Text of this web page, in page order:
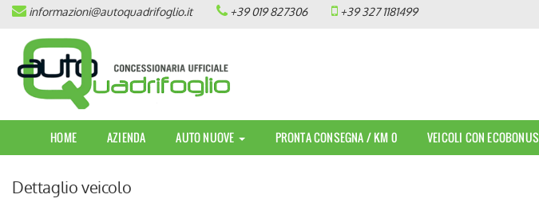
HOME
AZIENDA
OPEL
PEUGEOT
informazioni@autoquadrifoglio.it +39 019 827306 +39 327 1181499
HOME AZIENDA AUTO NUOVE PRONTA CONSEGNA / KM 0 VEICOLI CON ECOBONUS
Dettaglio veicolo